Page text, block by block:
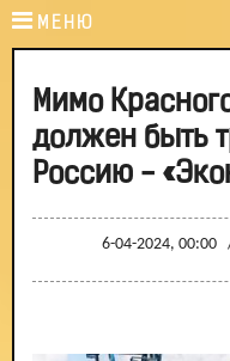
МЕНЮ
Мимо
должен быть
Россию -
6-04-2024, 00:00